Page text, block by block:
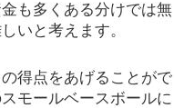
も多くある分けでは無
いと考えます。
得点をあげることがで
モールベースボールに